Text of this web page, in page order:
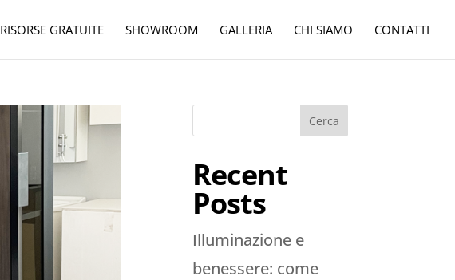
RISORSE GRATUITE SHOWROOM GALLERIA CHI SIAMO CONTATTI
Cerca
Recent
Posts
Illuminazione e
benessere: come